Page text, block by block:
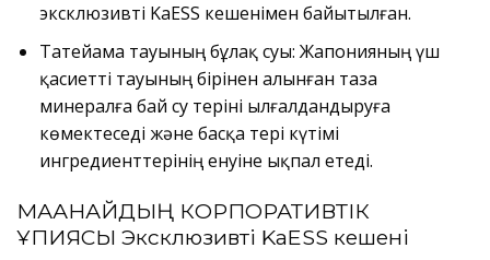
эксклюзивті KaESS кешенімен байытылған.
Татейама тауының бұлақ суы: Жапонияның үш
қасиетті тауының бірінен алынған таза
минералға бай су теріні ылғалдандыруға
көмектеседі және басқа тері күтімі
ингредиенттерінің енуіне ықпал етеді.
МАҚАНАЙДЫҢ КОРПОРАТИВТІК
ҚҰПИЯСЫ Эксклюзивті KaESS кешені